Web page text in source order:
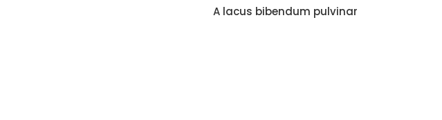
A lacus bibendum pulvinar